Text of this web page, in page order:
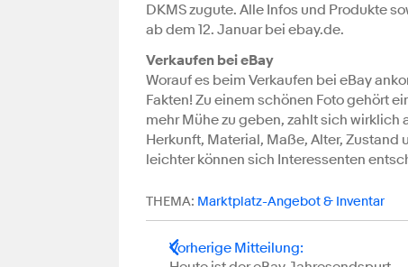
DKMS zugute. Alle Infos und Produkte
ab dem 12. Januar bei ebay.de.
Verkaufen bei eBay
Worauf es beim Verkaufen bei eBay
Fakten! Zu einem schönen Foto gehört
mehr Mühe zu geben, zahlt sich
Herkunft, Material, Maße, Alter,
leichter können sich Interessenten
THEMA: Marktplatz-Angebot & Inventar
Vorherige Mitteilung: